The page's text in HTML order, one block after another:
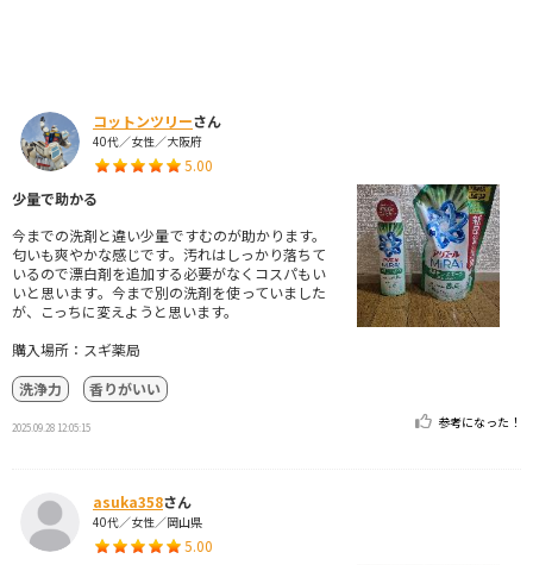
コットンツリーさん
40代／女性／大阪府
5.00
少量で助かる
今までの洗剤と違い少量ですむのが助かります。
匂いも爽やかな感じです。汚れはしっかり落ちて
いるので漂白剤を追加する必要がなくコスパもい
いと思います。今まで別の洗剤を使っていました
が、こっちに変えようと思います。
購入場所：スギ薬局
洗浄力
香りがいい
2025.09.28 12:05:15 参考になった！
asuka358さん
40代／女性／岡山県
5.00